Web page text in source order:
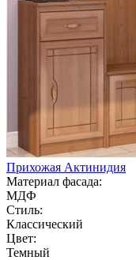
Прихожая Актинидия
Материал фасада:
МДФ
Стиль:
Классический
Цвет:
Темный